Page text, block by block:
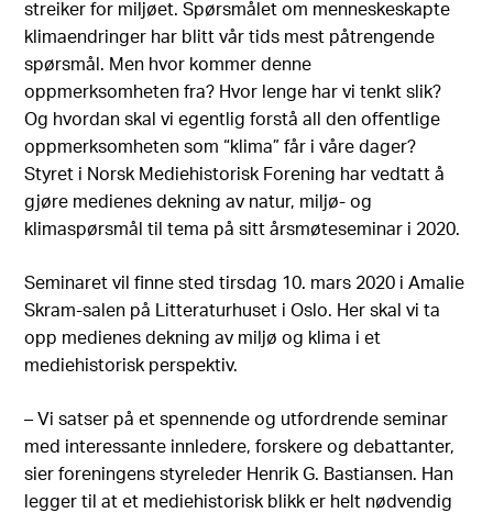
streiker for miljøet. Spørsmålet om menneskeskapte
klimaendringer har blitt vår tids mest påtrengende
spørsmål. Men hvor kommer denne
oppmerksomheten fra? Hvor lenge har vi tenkt slik?
Og hvordan skal vi egentlig forstå all den offentlige
oppmerksomheten som “klima” får i våre dager?
Styret i Norsk Mediehistorisk Forening har vedtatt å
gjøre medienes dekning av natur, miljø- og
klimaspørsmål til tema på sitt årsmøteseminar i 2020.
Seminaret vil finne sted tirsdag 10. mars 2020 i Amalie
Skram-salen på Litteraturhuset i Oslo. Her skal vi ta
opp medienes dekning av miljø og klima i et
mediehistorisk perspektiv.
– Vi satser på et spennende og utfordrende seminar
med interessante innledere, forskere og debattanter,
sier foreningens styreleder Henrik G. Bastiansen. Han
legger til at et mediehistorisk blikk er helt nødvendig